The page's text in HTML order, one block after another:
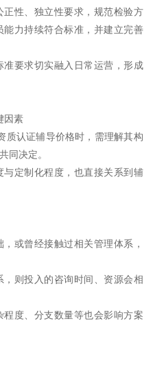
性、独立性要求，规范检验方
力持续符合标准，并建立完善
要求切实融入日常运营，形成
因素
质认证辅导价格时，需理解其构
同决定。
定制化程度，也直接关系到辅
或曾经接触过相关管理体系，
则投入的咨询时间、资源会相
度、分支数量等也会影响方案